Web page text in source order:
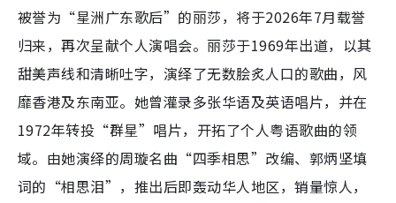
被誉为“星洲广东歌后”的丽莎，将于2026年7月载誉
归来，再次呈献个人演唱会。丽莎于1969年出道，以其
甜美声线和清晰吐字，演绎了无数脍炙人口的歌曲，风
靡香港及东南亚。她曾灌录多张华语及英语唱片，并在
1972年转投“群星”唱片，开拓了个人粤语歌曲的领
域。由她演绎的周璇名曲“四季相思”改编、郭炳坚填
词的“相思泪”，推出后即轰动华人地区，销量惊人，